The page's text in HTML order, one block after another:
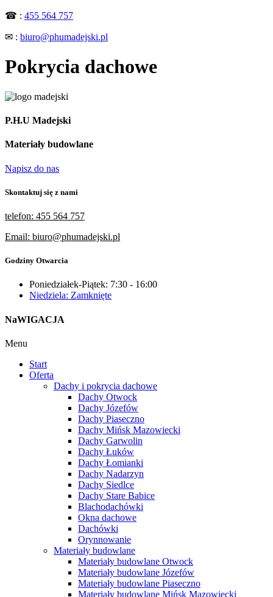
☎ : 455 564 757
✉ : biuro@phumadejski.pl
Pokrycia dachowe
P.H.U Madejski
Materiały budowlane
Napisz do nas
Skontaktuj się z nami
telefon: 455 564 757
Email: biuro@phumadejski.pl
Godziny Otwarcia
Poniedziałek-Piątek: 7:30 - 16:00
Niedziela: Zamknięte
NaWIGACJA
Menu
Start
Oferta
Dachy i pokrycia dachowe
Dachy Otwock
Dachy Józefów
Dachy Piaseczno
Dachy Mińsk Mazowiecki
Dachy Garwolin
Dachy Łuków
Dachy Łomianki
Dachy Nadarzyn
Dachy Siedlce
Dachy Stare Babice
Blachodachówki
Okna dachowe
Dachówki
Orynnowanie
Materiały budowlane
Materiały budowlane Otwock
Materiały budowlane Józefów
Materiały budowlane Piaseczno
Materiały budowlane Mińsk Mazowiecki